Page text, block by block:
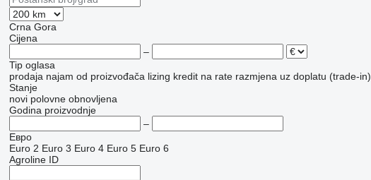
Crna Gora
Cijena
–
Tip oglasa
prodaja najam od proizvođača lizing kredit na rate razmjena uz doplatu (trade-in)
Stanje
novi polovne obnovljena
Godina proizvodnje
–
Евро
Euro 2 Euro 3 Euro 4 Euro 5 Euro 6
Agroline ID